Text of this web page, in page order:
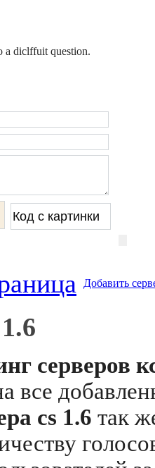
a diclffuit question.
Добавить
серверов
все
cs 1.6 так